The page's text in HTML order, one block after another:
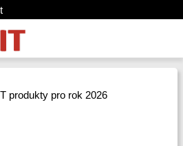
produkty pro rok 2026